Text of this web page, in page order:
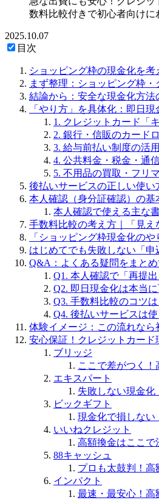
数料比較付きで初心者向けに
2025.10.07
目次
ショッピング枠の現金化を
まず整理：ショッピング枠
結論から：安全な現金化方法
「やり方」を具体化：即日
1. クレジットカード「
2. 銀行・信販のカード
3. 給与前払い制度の活
4. 公共料金・税金・通
5. 不用品の買取・フリ
後払いサービスの正しい使
本人確認（身分証確認）の
本人確認で使える主な
手数料比較の考え方｜「見
「ショッピング枠現金化の
はじめてでも失敗しない「申
Q&A：よくある疑問をまと
Q1. 本人確認で「再提
Q2. 即日現金化は本当
Q3. 手数料比較のコツは
Q4. 後払いサービスは
体験イメージ：この流れなら
安心保証！クレジットカー
ブリッジ
ここで差がつく
エキスパート
失敗しない現金
ビックギフト
現金化で損しない
いいねクレジット
高額換金はここで
88キャッシュ
プロも太鼓判！高
インパクト
最速・最安心！高